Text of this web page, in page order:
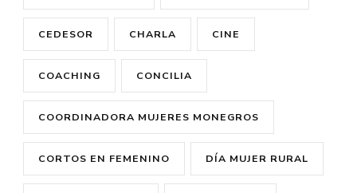
CEDESOR CHARLA CINE
COACHING CONCILIA
COORDINADORA MUJERES MONEGROS
CORTOS EN FEMENINO DÍA MUJER RURAL